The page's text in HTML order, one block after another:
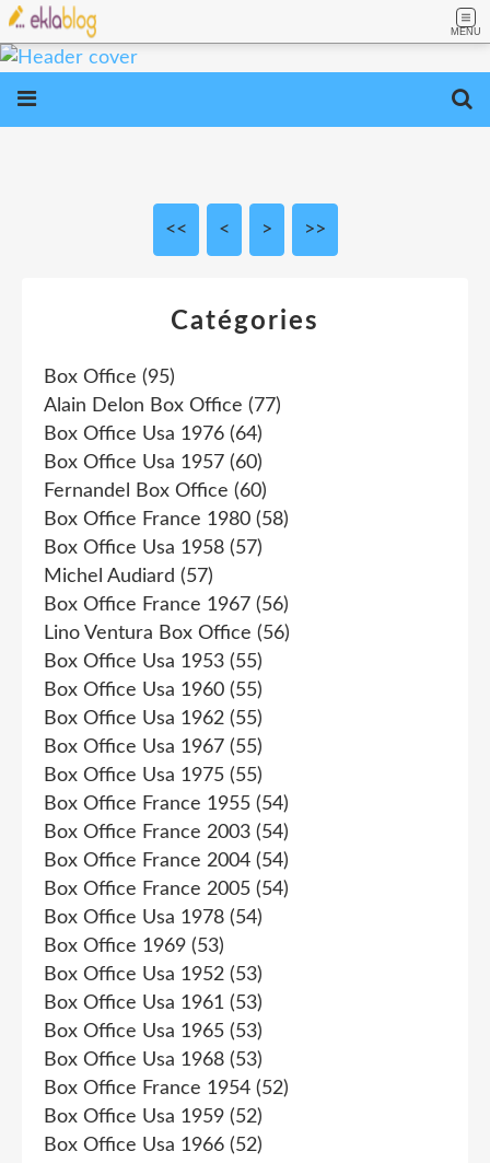
MENU
<< < > >>
Catégories
Box Office (95)
Alain Delon Box Office (77)
Box Office Usa 1976 (64)
Box Office Usa 1957 (60)
Fernandel Box Office (60)
Box Office France 1980 (58)
Box Office Usa 1958 (57)
Michel Audiard (57)
Box Office France 1967 (56)
Lino Ventura Box Office (56)
Box Office Usa 1953 (55)
Box Office Usa 1960 (55)
Box Office Usa 1962 (55)
Box Office Usa 1967 (55)
Box Office Usa 1975 (55)
Box Office France 1955 (54)
Box Office France 2003 (54)
Box Office France 2004 (54)
Box Office France 2005 (54)
Box Office Usa 1978 (54)
Box Office 1969 (53)
Box Office Usa 1952 (53)
Box Office Usa 1961 (53)
Box Office Usa 1965 (53)
Box Office Usa 1968 (53)
Box Office France 1954 (52)
Box Office Usa 1959 (52)
Box Office Usa 1966 (52)